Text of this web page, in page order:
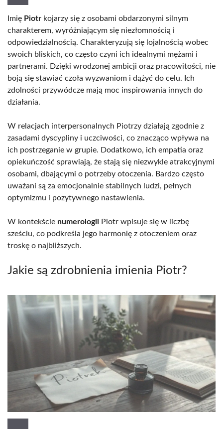
Imię Piotr kojarzy się z osobami obdarzonymi silnym
charakterem, wyróżniającym się niezłomnością i
odpowiedzialnością. Charakteryzują się lojalnością wobec
swoich bliskich, co często czyni ich idealnymi mężami i
partnerami. Dzięki wrodzonej ambicji oraz pracowitości, nie
boją się stawiać czoła wyzwaniom i dążyć do celu. Ich
zdolności przywódcze mają moc inspirowania innych do
działania.
W relacjach interpersonalnych Piotrzy działają zgodnie z
zasadami dyscypliny i uczciwości, co znacząco wpływa na
ich postrzeganie w grupie. Dodatkowo, ich empatia oraz
opiekuńczość sprawiają, że stają się niezwykle atrakcyjnymi
osobami, dbającymi o potrzeby otoczenia. Bardzo często
uważani są za emocjonalnie stabilnych ludzi, pełnych
optymizmu i pozytywnego nastawienia.
W kontekście numerologii Piotr wpisuje się w liczbę
sześciu, co podkreśla jego harmonię z otoczeniem oraz
troskę o najbliższych.
Jakie są zdrobnienia imienia Piotr?